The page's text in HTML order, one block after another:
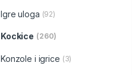
Igre uloga (92)
Kockice (260)
Konzole i igrice (3)